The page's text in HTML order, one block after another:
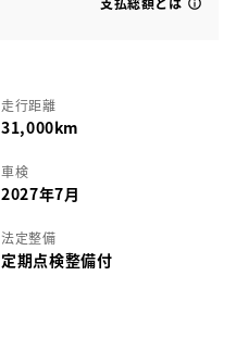
走行距離
31,000km
車検
2027年7月
法定整備
定期点検整備付